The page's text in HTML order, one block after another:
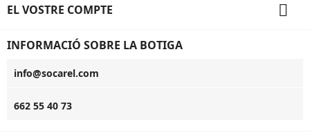
EL VOSTRE COMPTE 
INFORMACIÓ SOBRE LA BOTIGA
info@socarel.com
662 55 40 73